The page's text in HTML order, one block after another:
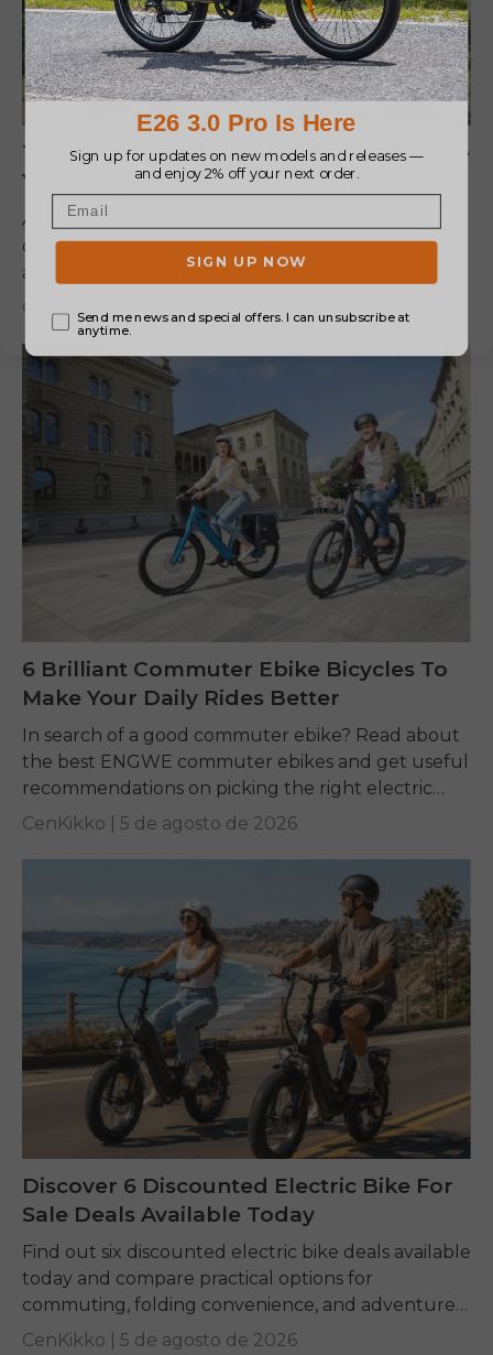
Top 8 Fat Tire Ebike Options To Upgrade
Your Daily Outdoor Riding Skills
Are you looking for a reliable fat tire ebike? Check
out some of the best ENGWE models and learn
about choosing an electric bike that suits you.
CenKikko |
6 Brilliant Commuter Ebike Bicycles To
Make Your Daily Rides Better
In search of a good commuter ebike? Read about
the best ENGWE commuter ebikes and get useful
recommendations on picking the right electric
bike for yourself.
CenKikko | 5 de agosto de 2026
Discover 6 Discounted Electric Bike For
Sale Deals Available Today
Find out six discounted electric bike deals available
today and compare practical options for
commuting, folding convenience, and adventure
riding while learning how to identify genuine long-
CenKikko | 5 de agosto de 2026